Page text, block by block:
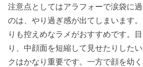
注意点としてはアラフォーで涙袋に
のは、やり過ぎ感が出てしまいます
りも控えめなラメがおすすめです。
り、中顔面を短縮して見せたりした
クはかなり重要です。一方で顔を幼